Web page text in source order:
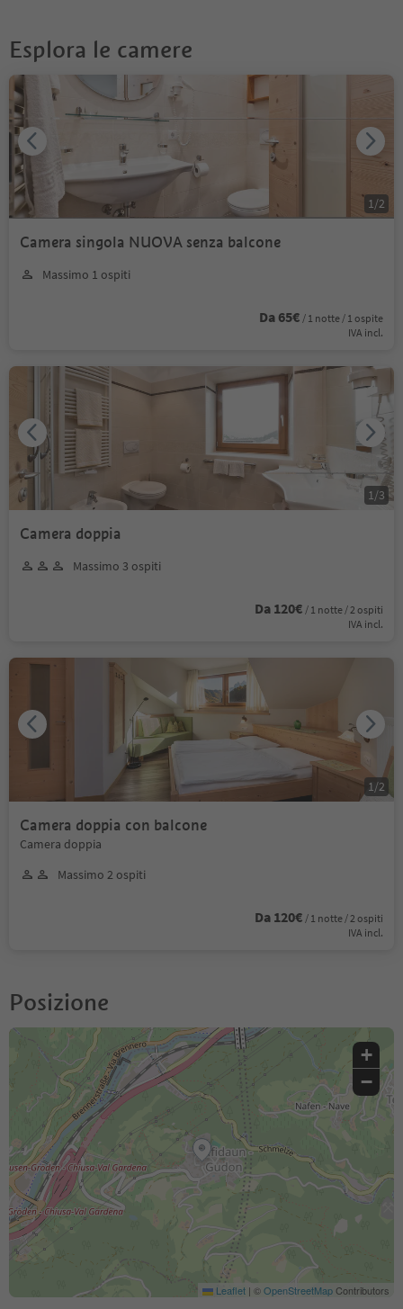
Esplora le camere
Camera singola NUOVA senza balcone
Massimo 1 ospiti
Da 65€ / 1 notte / 1 ospite
IVA incl.
1 /2
Camera doppia
Massimo 3 ospiti
Da 120€ / 1 notte / 2 ospiti
IVA incl.
1 /3
Camera doppia con balcone
Camera doppia
Massimo 2 ospiti
Da 120€ / 1 notte / 2 ospiti
IVA incl.
1 /2
Posizione
+
−
Leaflet | ©OpenStreetMapContributors